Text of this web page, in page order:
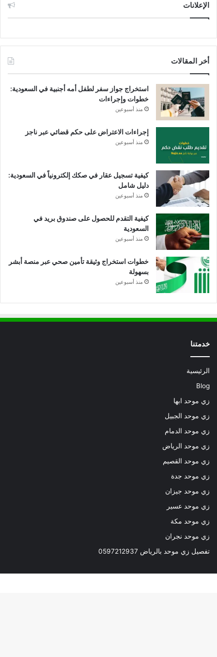
الإعلانات
أخر المقالات
استخراج جواز سفر لطفل أمه أجنبية في السعودية:
خطوات وإجراءات
منذ أسبوعين
إجراءات الاعتراض على حكم قضائي عبر ناجز
منذ أسبوعين
كيفية تسجيل عقار في صكك إلكترونياً في السعودية:
دليل شامل
منذ أسبوعين
كيفية التقدم للحصول على صندوق بريد في
السعودية
منذ أسبوعين
خطوات استخراج وثيقة تأمين صحي عبر منصة أبشر
بسهولة
منذ أسبوعين
خدمتنا
الرئيسية
Blog
زي موحد ابها
زي موحد الجبيل
زي موحد الدمام
زي موحد الرياض
زي موحد القصيم
زي موحد جدة
زي موحد جيزان
زي موحد عسير
زي موحد مكة
زي موحد نجران
تفصيل زي موحد بالرياض 0597212937